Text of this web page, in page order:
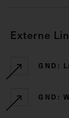
Externe
GND:
GND: